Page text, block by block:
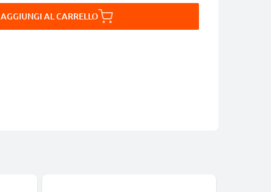
AGGIUNGI AL CARRELLO